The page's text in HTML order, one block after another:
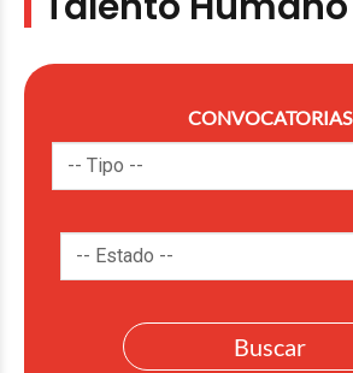
CONVOCATORIAS